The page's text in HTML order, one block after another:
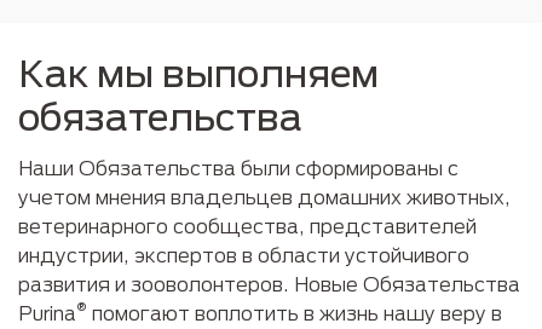
Как мы выполняем
обязательства
Наши Обязательства были сформированы с
учетом мнения владельцев домашних животных,
ветеринарного сообщества, представителей
индустрии, экспертов в области устойчивого
развития и зооволонтеров. Новые Обязательства
Purina® помогают воплотить в жизнь нашу веру в